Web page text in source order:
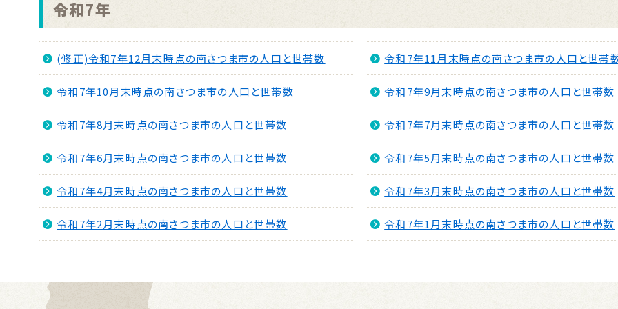
令和7年
(修正)令和7年12月末時点の南さつま市の人口と世帯数 令和7年11月末時点の南さつま市の人口と世帯
令和7年10月末時点の南さつま市の人口と世帯数 令和7年9月末時点の南さつま市の人口と世帯数
令和7年8月末時点の南さつま市の人口と世帯数 令和7年7月末時点の南さつま市の人口と世帯数
令和7年6月末時点の南さつま市の人口と世帯数 令和7年5月末時点の南さつま市の人口と世帯数
令和7年4月末時点の南さつま市の人口と世帯数 令和7年3月末時点の南さつま市の人口と世帯数
令和7年2月末時点の南さつま市の人口と世帯数 令和7年1月末時点の南さつま市の人口と世帯数